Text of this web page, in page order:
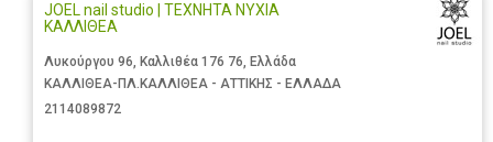
JOEL nail studio | ΤΕΧΝΗΤΑ ΝΥΧΙΑ
ΚΑΛΛΙΘΕΑ
Λυκούργου 96, Καλλιθέα 176 76, Ελλάδα
ΚΑΛΛΙΘΕΑ-ΠΛ.ΚΑΛΛΙΘΕΑ - ΑΤΤΙΚΗΣ - ΕΛΛΑΔΑ
2114089872